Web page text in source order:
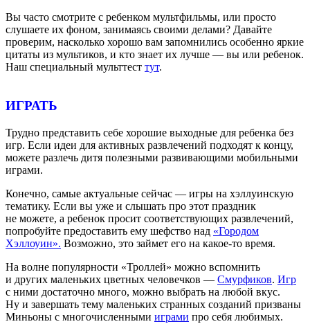
Вы часто смотрите с ребенком мультфильмы, или просто
слушаете их фоном, занимаясь своими делами? Давайте
проверим, насколько хорошо вам запомнились особенно яркие
цитаты из мультиков, и кто знает их лучше — вы или ребенок.
Наш специальный мульттест тут.
ИГРАТЬ
Трудно представить себе хорошие выходные для ребенка без
игр. Если идеи для активных развлечений подходят к концу,
можете разлечь дитя полезными развивающими мобильными
играми.
Конечно, самые актуальные сейчас — игры на хэллуинскую
тематику. Если вы уже и слышать про этот праздник
не можете, а ребенок просит соответствующих развлечений,
попробуйте предоставить ему шефство над «Городом
Хэллоуин». Возможно, это займет его на какое-то время.
На волне популярности «Троллей» можно вспомнить
и других маленьких цветных человечков — Смурфиков. Игр
с ними достаточно много, можно выбрать на любой вкус.
Ну и завершать тему маленьких странных созданий призваны
Миньоны с многочисленными играми про себя любимых.